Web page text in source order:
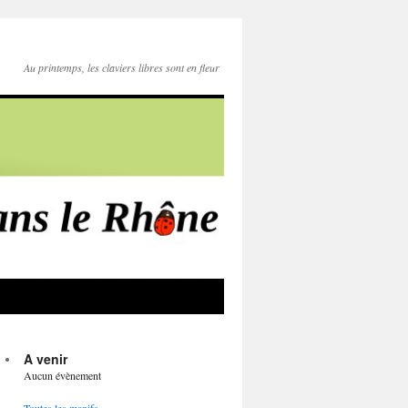
Au printemps, les claviers libres sont en fleur
A venir
Aucun évènement